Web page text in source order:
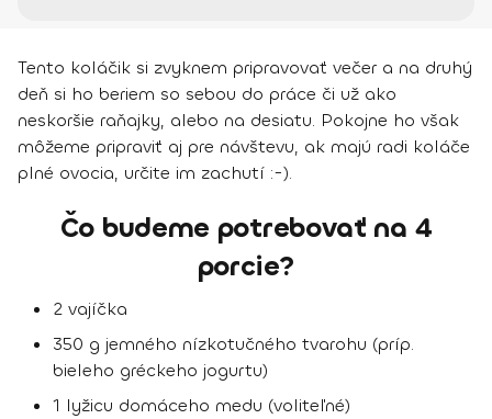
Tento koláčik si zvyknem pripravovať večer a na druhý
deň si ho beriem so sebou do práce či už ako
neskoršie raňajky, alebo na desiatu. Pokojne ho však
môžeme pripraviť aj pre návštevu, ak majú radi koláče
plné ovocia, určite im zachutí :-).
Čo budeme potrebovať na 4
porcie?
2 vajíčka
350 g jemného nízkotučného tvarohu (príp.
bieleho gréckeho jogurtu)
1 lyžicu domáceho medu (voliteľné)